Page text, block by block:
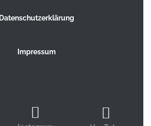
Datenschutzerklärung
Impressum